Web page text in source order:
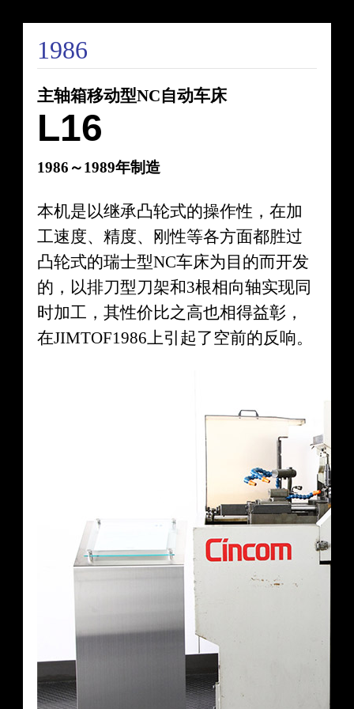
1986
主轴箱移动型NC自动车床
L16
1986～1989年制造
本机是以继承凸轮式的操作性，在加
工速度、精度、刚性等各方面都胜过
凸轮式的瑞士型NC车床为目的而开发
的，以排刀型刀架和3根相向轴实现同
时加工，其性价比之高也相得益彰，
在JIMTOF1986上引起了空前的反响。